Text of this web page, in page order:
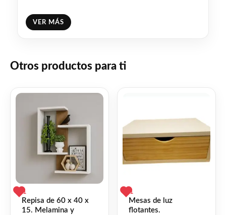
❤ME GUSTA
VER MÁS
Otros productos para ti
1
Repisa de 60 x 40 x
15. Melamina y
1
Mesas de luz
flotantes.